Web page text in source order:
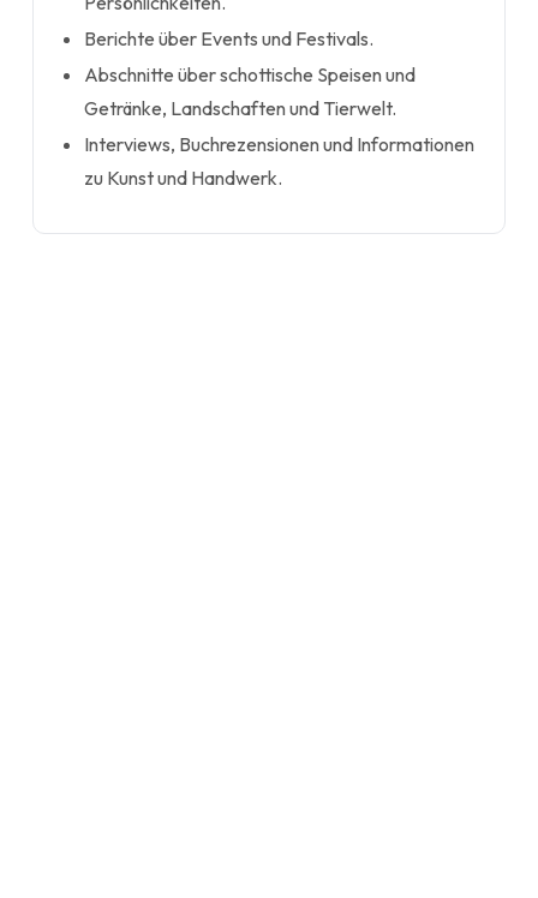
Berichte über Events und Festivals.
Abschnitte über schottische Speisen und
Getränke, Landschaften und Tierwelt.
Interviews, Buchrezensionen und Informationen
zu Kunst und Handwerk.